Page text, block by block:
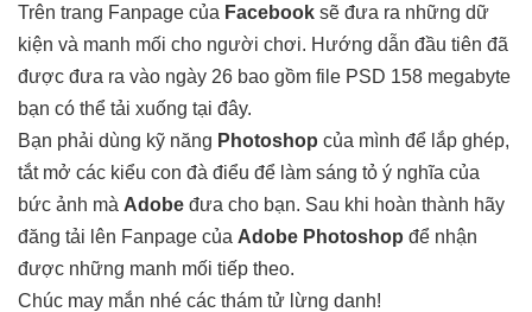
Trên trang Fanpage của Facebook sẽ đưa ra những dữ
kiện và manh mối cho người chơi. Hướng dẫn đầu tiên đã
được đưa ra vào ngày 26 bao gồm file PSD 158 megabyte
bạn có thể tải xuống tại đây.
Bạn phải dùng kỹ năng Photoshop của mình để lắp ghép,
tắt mở các kiểu con đà điểu để làm sáng tỏ ý nghĩa của
bức ảnh mà Adobe đưa cho bạn. Sau khi hoàn thành hãy
đăng tải lên Fanpage của Adobe Photoshop để nhận
được những manh mối tiếp theo.
Chúc may mắn nhé các thám tử lừng danh!